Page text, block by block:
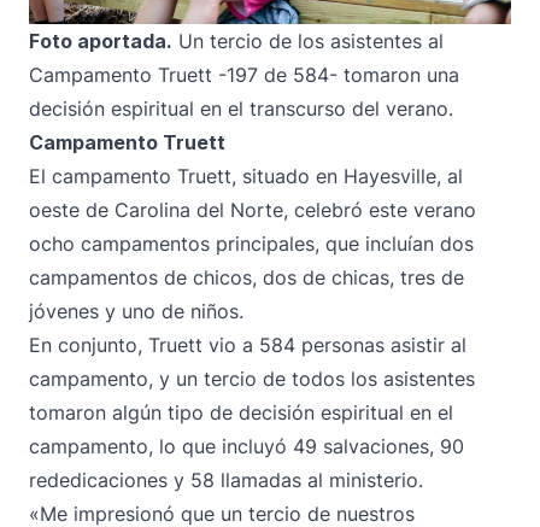
Foto aportada. Un tercio de los asistentes al
Campamento Truett -197 de 584- tomaron una
decisión espiritual en el transcurso del verano.
Campamento Truett
El campamento Truett, situado en Hayesville, al
oeste de Carolina del Norte, celebró este verano
ocho campamentos principales, que incluían dos
campamentos de chicos, dos de chicas, tres de
jóvenes y uno de niños.
En conjunto, Truett vio a 584 personas asistir al
campamento, y un tercio de todos los asistentes
tomaron algún tipo de decisión espiritual en el
campamento, lo que incluyó 49 salvaciones, 90
rededicaciones y 58 llamadas al ministerio.
«Me impresionó que un tercio de nuestros